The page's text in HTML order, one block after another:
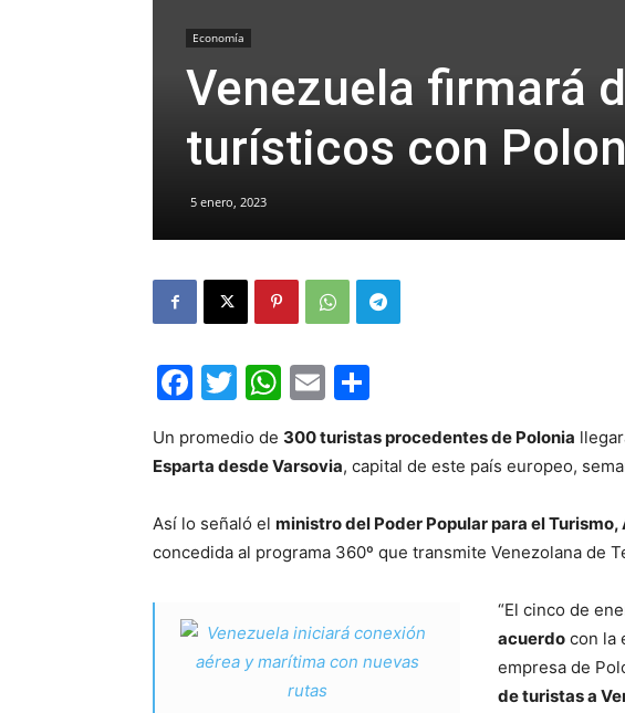
Economía
Venezuela firmará
turísticos con
5 enero, 2023
Facebook
Twitter
WhatsApp
Email
Un promedio de 300 turistas procedentes de Polonia
Esparta desde Varsovia, capital de este país europeo,
Así lo señaló el ministro del Poder Popular para el Turismo,
concedida al programa 360º que transmite Venezolana de
“El cinco de
acuerdo con la
empresa de
de turistas a